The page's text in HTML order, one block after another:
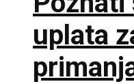
uplata